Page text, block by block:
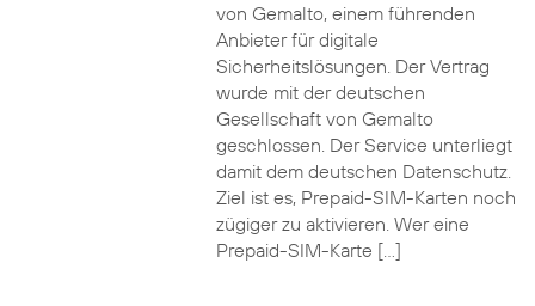
von Gemalto, einem führenden
Anbieter für digitale
Sicherheitslösungen. Der Vertrag
wurde mit der deutschen
Gesellschaft von Gemalto
geschlossen. Der Service unterliegt
damit dem deutschen Datenschutz.
Ziel ist es, Prepaid-SIM-Karten noch
zügiger zu aktivieren. Wer eine
Prepaid-SIM-Karte […]